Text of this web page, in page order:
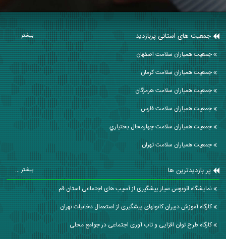
جمعیت های استانی پربازدید بیشتر ...
جمعیت همیاران سلامت اصفهان
جمعیت همیاران سلامت كرمان
جمعیت همیاران سلامت هرمزگان
جمعیت همیاران سلامت فارس
جمعیت همیاران سلامت چهارمحال بختياري
جمعیت همیاران سلامت تهران
پر بازدیدترین ها بیشتر ...
نمایشگاه اتوبوس سیار پیشگیری از آسیب های اجتماعی استان قم
کارگاه آموزش دبیران کانونهای پیشگیری از استعمال دخانیات تهران
کارگاه طرح توان افزایی و تاب آوری اجتماعی در جوامع محلی